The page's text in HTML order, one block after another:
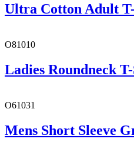
Ultra Cotton Adult
O81010
Ladies Roundneck
O61031
Mens Short Sleeve